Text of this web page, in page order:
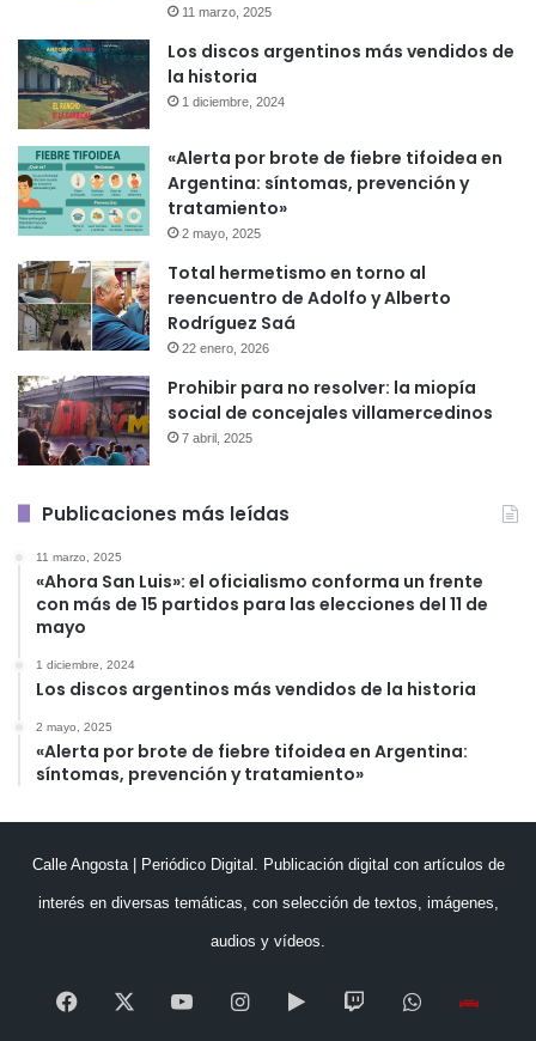
11 marzo, 2025
Los discos argentinos más vendidos de
la historia
1 diciembre, 2024
«Alerta por brote de fiebre tifoidea en
Argentina: síntomas, prevención y
tratamiento»
2 mayo, 2025
Total hermetismo en torno al
reencuentro de Adolfo y Alberto
Rodríguez Saá
22 enero, 2026
Prohibir para no resolver: la miopía
social de concejales villamercedinos
7 abril, 2025
Publicaciones más leídas
11 marzo, 2025
«Ahora San Luis»: el oficialismo conforma un frente
con más de 15 partidos para las elecciones del 11 de
mayo
1 diciembre, 2024
Los discos argentinos más vendidos de la historia
2 mayo, 2025
«Alerta por brote de fiebre tifoidea en Argentina:
síntomas, prevención y tratamiento»
Calle Angosta | Periódico Digital. Publicación digital con artículos de
interés en diversas temáticas, con selección de textos, imágenes,
audios y vídeos.
Facebook YouTubeInstagramGoogle TwitchWhatsApp